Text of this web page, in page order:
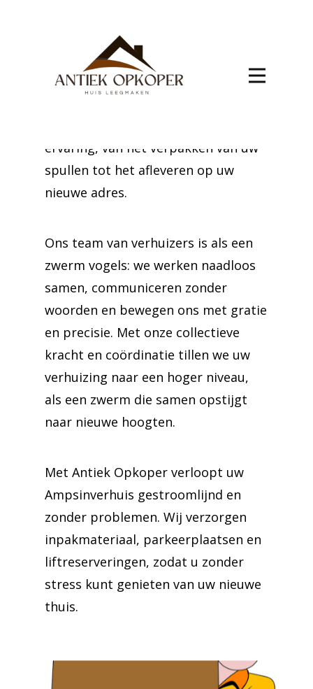
Met de verhuizing naar Ampsin in
het vooruitzicht, is het essentieel
om te vertrouwen op professionals.
ervaring, van het verpakken van uw
spullen tot het afleveren op uw
nieuwe adres.
Ons team van verhuizers is als een
zwerm vogels: we werken naadloos
samen, communiceren zonder
woorden en bewegen ons met gratie
en precisie. Met onze collectieve
kracht en coördinatie tillen we uw
verhuizing naar een hoger niveau,
als een zwerm die samen opstijgt
naar nieuwe hoogten.
Met Antiek Opkoper verloopt uw
Ampsinverhuis gestroomlijnd en
zonder problemen. Wij verzorgen
inpakmateriaal, parkeerplaatsen en
liftreserveringen, zodat u zonder
stress kunt genieten van uw nieuwe
thuis.